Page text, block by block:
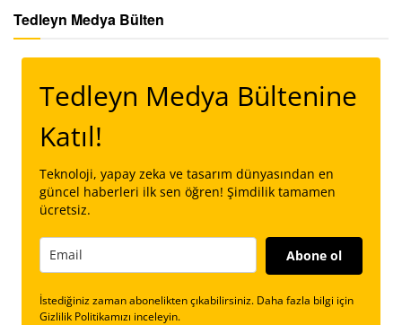
Tedleyn Medya Bülten
Tedleyn Medya Bültenine
Katıl!
Teknoloji, yapay zeka ve tasarım dünyasından en
güncel haberleri ilk sen öğren! Şimdilik tamamen
ücretsiz.
Abone ol
İstediğiniz zaman abonelikten çıkabilirsiniz. Daha fazla bilgi için
Gizlilik Politikamızı inceleyin.